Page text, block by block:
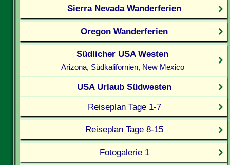
Sierra Nevada Wanderferien
Oregon Wanderferien
Südlicher USA Westen
Arizona, Südkalifornien, New Mexico
USA Urlaub Südwesten
Reiseplan Tage 1-7
Reiseplan Tage 8-15
Fotogalerie 1